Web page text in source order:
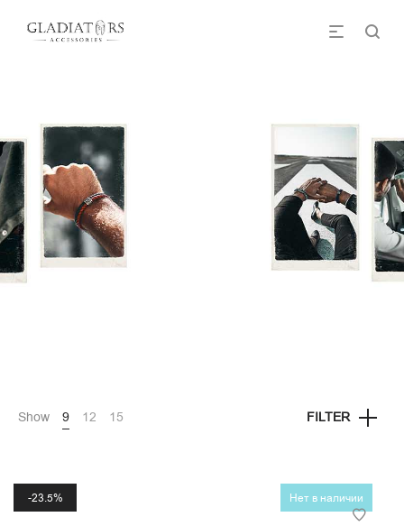
Show 9 12 15 FILTER
23.5% Нет в наличии